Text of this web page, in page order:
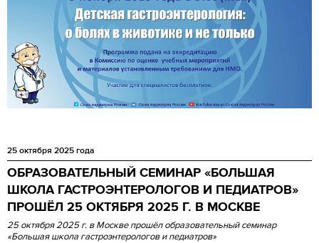
25 октября 2025 года
ОБРАЗОВАТЕЛЬНЫЙ СЕМИНАР «БОЛЬШАЯ
ШКОЛА ГАСТРОЭНТЕРОЛОГОВ И ПЕДИАТРОВ»
ПРОШЁЛ 25 ОКТЯБРЯ 2025 Г. В МОСКВЕ
25 октября 2025 г. в Москвепрошёл образовательный семинар
«Большая школа гастроэнтерологов и педиатров»